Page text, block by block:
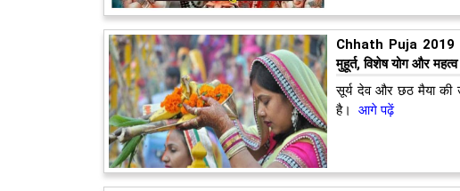
Chhath Puja 2019
मुहूर्त, विशेष योग और महत्व
सूर्य देव और छठ मैया की
है।
आगे पढ़ें